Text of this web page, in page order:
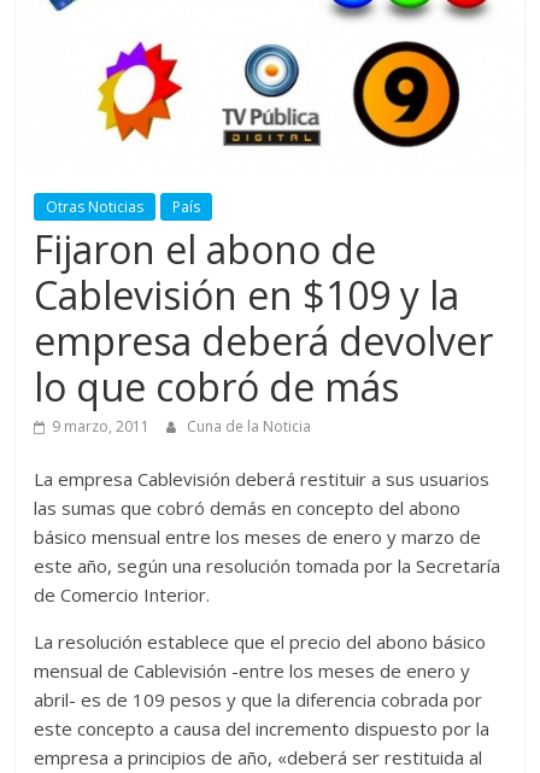
Otras Noticias País
Fijaron el abono de
Cablevisión en $109 y la
empresa deberá devolver
lo que cobró de más
9 marzo, 2011 Cuna de la Noticia
La empresa Cablevisión deberá restituir a sus usuarios
las sumas que cobró demás en concepto del abono
básico mensual entre los meses de enero y marzo de
este año, según una resolución tomada por la Secretaría
de Comercio Interior.
La resolución establece que el precio del abono básico
mensual de Cablevisión -entre los meses de enero y
abril- es de 109 pesos y que la diferencia cobrada por
este concepto a causa del incremento dispuesto por la
empresa a principios de año, «deberá ser restituida al